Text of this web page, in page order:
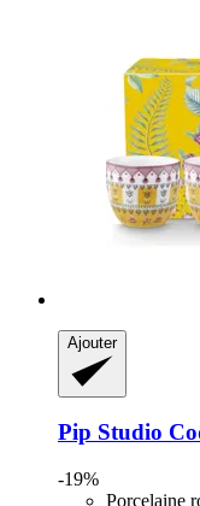
Ajouter
Pip Studio
-19%
Porcelaine